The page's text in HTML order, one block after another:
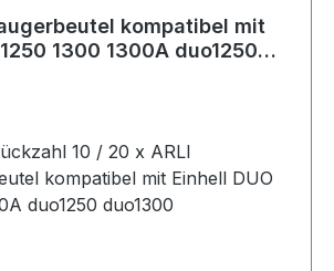
kompatibel mit
1300 1300A duo1250
10 / 20 x ARLI
kompatibel mit Einhell DUO
duo1250 duo1300